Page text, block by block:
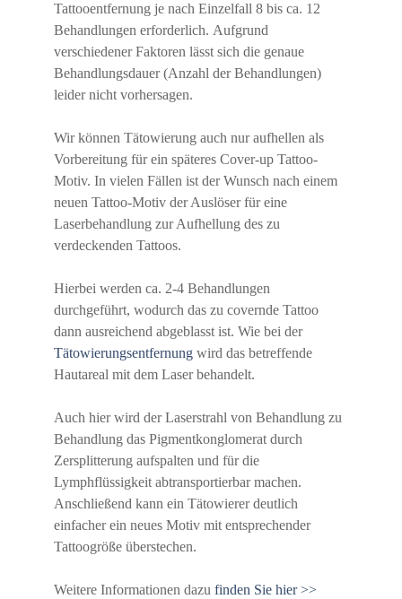
Tattooentfernung je nach Einzelfall 8 bis ca. 12
Behandlungen erforderlich. Aufgrund
verschiedener Faktoren lässt sich die genaue
Behandlungsdauer (Anzahl der Behandlungen)
leider nicht vorhersagen.
Wir können Tätowierung auch nur aufhellen als
Vorbereitung für ein späteres Cover-up Tattoo-
Motiv. In vielen Fällen ist der Wunsch nach einem
neuen Tattoo-Motiv der Auslöser für eine
Laserbehandlung zur Aufhellung des zu
verdeckenden Tattoos.
Hierbei werden ca. 2-4 Behandlungen
durchgeführt, wodurch das zu covernde Tattoo
dann ausreichend abgeblasst ist. Wie bei der
Tätowierungsentfernung wird das betreffende
Hautareal mit dem Laser behandelt.
Auch hier wird der Laserstrahl von Behandlung zu
Behandlung das Pigmentkonglomerat durch
Zersplitterung aufspalten und für die
Lymphflüssigkeit abtransportierbar machen.
Anschließend kann ein Tätowierer deutlich
einfacher ein neues Motiv mit entsprechender
Tattoogröße überstechen.
Weitere Informationen dazu finden Sie hier >>